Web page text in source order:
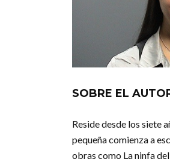
SOBRE EL
Reside desde los siete
pequeña comienza a
obras como La ninfa